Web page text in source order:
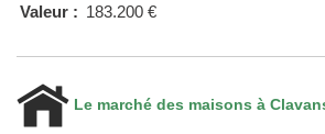
Valeur : 183.200 €
Le marché des maisons à